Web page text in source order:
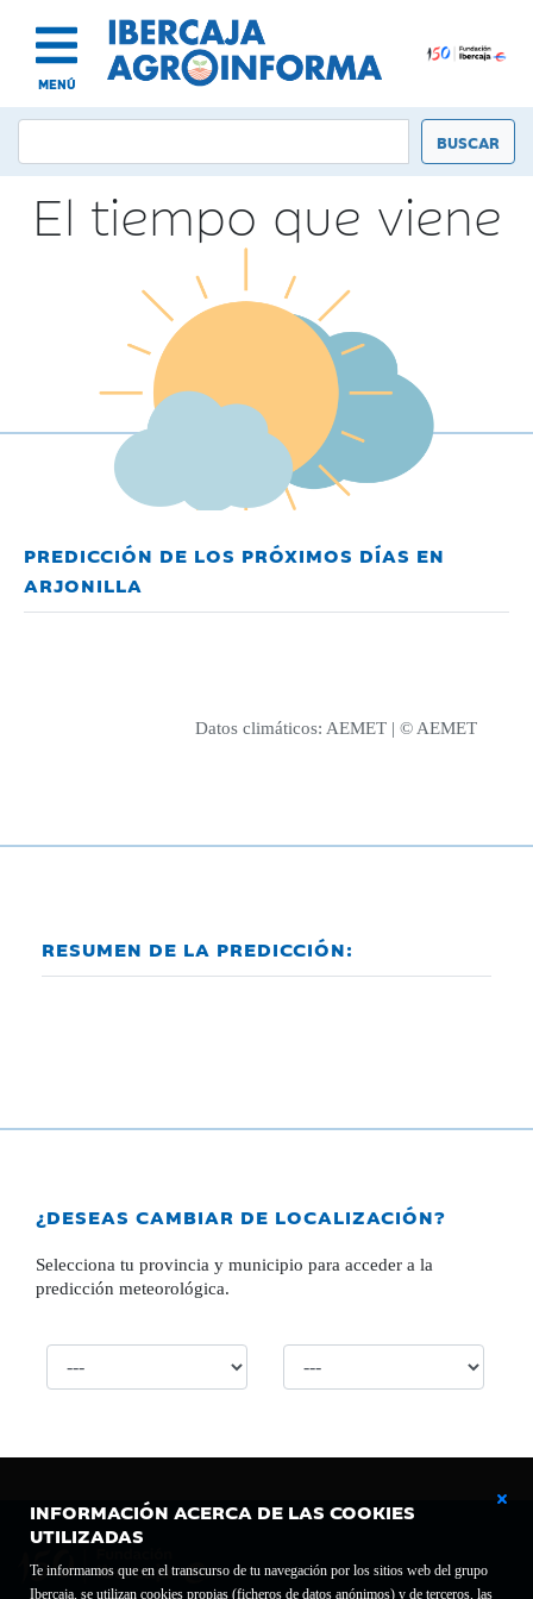
MENÚ
INFORMACIÓN ACERCA DE LAS COOKIES
UTILIZADAS
Te informamos que en el transcurso de tu navegación por los sitios web del grupo
Ibercaja, se utilizan cookies propias (ficheros de datos anónimos) y de terceros, las
El tiempo que viene
PREDICCIÓN DE LOS PRÓXIMOS DÍAS EN
ARJONILLA
Datos climáticos: AEMET | © AEMET
RESUMEN DE LA PREDICCIÓN:
¿DESEAS CAMBIAR DE LOCALIZACIÓN?
Selecciona tu provincia y municipio para acceder a la
predicción meteorológica.